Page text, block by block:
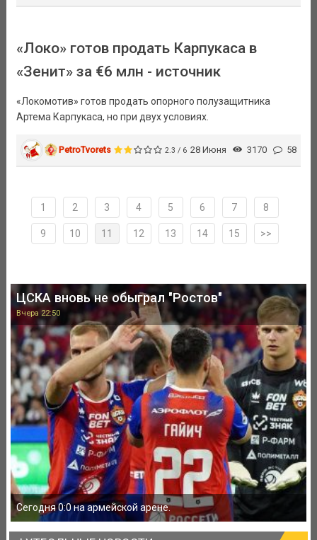
«Локо» готов продать Карпукаса в
«Зенит» за €6 млн - источник
«Локомотив» готов продать опорного полузащитника
Артема Карпукаса, но при двух условиях.
PetroTvorets 2.3 / 6 28 Июня 3170 58
1 2 3 4 5 6 7 8
9 10 11 12 13 14 15 >>
ЦСКА вновь не обыграл "Ростов"
Вчера 22:50
Сегодня 0:0 на армейской арене.